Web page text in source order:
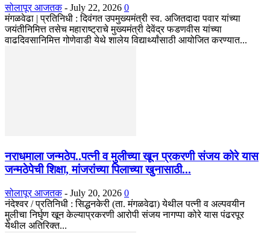
सोलापूर आजतक - July 22, 2026 0
मंगळवेढा | प्रतिनिधी : दिवंगत उपमुख्यमंत्री स्व. अजितदादा पवार यांच्या
जयंतीनिमित्त तसेच महाराष्ट्राचे मुख्यमंत्री देवेंद्र फडणवीस यांच्या
वाढदिवसानिमित्त गोणेवाडी येथे शालेय विद्यार्थ्यांसाठी आयोजित करण्यात...
नराधमाला जन्मठेप..पत्नी व मुलीच्या खून प्रकरणी संजय कोरे यास
जन्मठेपेची शिक्षा, मांजरांच्या पिलाच्या खुनासाठी...
सोलापूर आजतक - July 20, 2026 0
नंदेश्वर / प्रतिनिधी : सिद्धनकेरी (ता. मंगळवेढा) येथील पत्नी व अल्पवयीन
मुलीचा निर्घृण खून केल्याप्रकरणी आरोपी संजय नागप्पा कोरे यास पंढरपूर
येथील अतिरिक्त...